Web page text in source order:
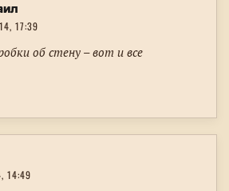
17:39
об стену – вот и все
14:49